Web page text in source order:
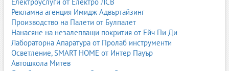
Електроуслуги от Електро ЛСВ
Рекламна агенция Имидж Адвъртайзинг
Производство на Палети от Булпалет
Нанасяне на незалепващи покрития от Ейч Пи Ди
Лабораторна Апаратура от Пролаб инструменти
Осветление, SMART HOME от Интер Пауър
Автошкола Митев